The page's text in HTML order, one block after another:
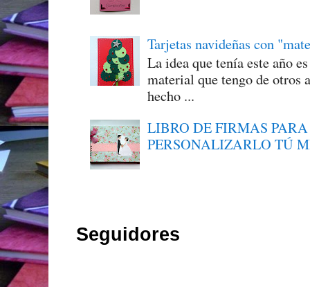
Tarjetas navideñas con
La idea que tenía este año
material que tengo de otros
hecho ...
LIBRO DE FIRMAS
PERSONALIZARLO TÚ
Seguidores